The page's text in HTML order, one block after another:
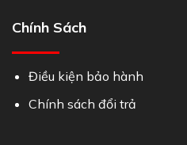
Chính Sách
Điều kiện bảo hành
Chính sách đổi trả